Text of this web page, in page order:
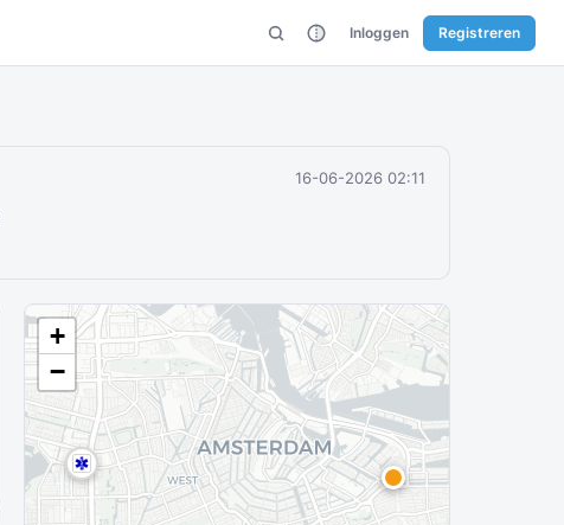
Inloggen Registreren
16-06-2026 02:11
+
−